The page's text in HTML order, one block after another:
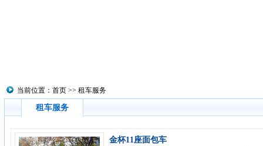
当前位置： 首页 >> 租车服务
租车服务
金杯11座面包车